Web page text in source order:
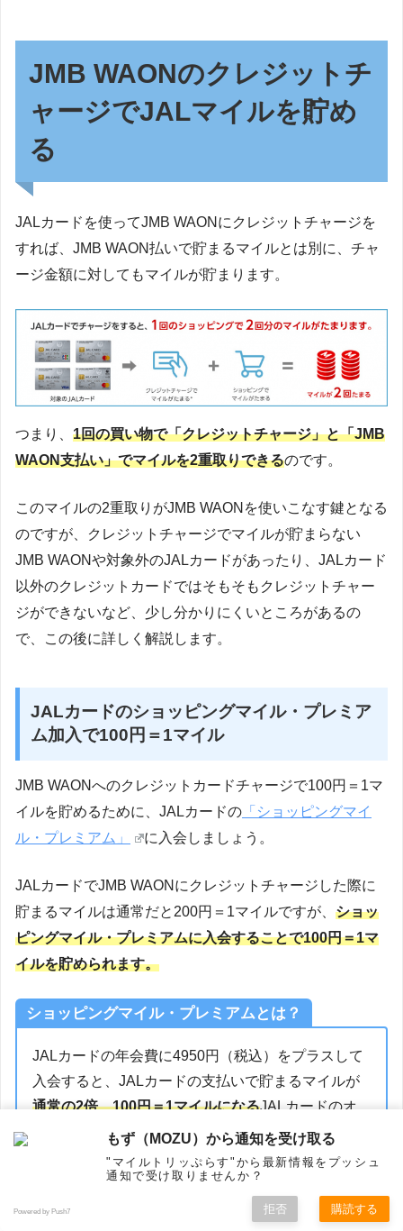
JMB WAONのクレジットチ
ャージでJALマイルを貯め
る
JALカードを使ってJMB WAONにクレジットチャージを
すれば、JMB WAON払いで貯まるマイルとは別に、チャ
ージ金額に対してもマイルが貯まります。
つまり、 1回の買い物で「クレジットチャージ」と「JMB
WAON支払い」でマイルを2重取りできるのです。
このマイルの2重取りがJMB WAONを使いこなす鍵となる
のですが、クレジットチャージでマイルが貯まらない
JMB WAONや対象外のJALカードがあったり、JALカード
以外のクレジットカードではそもそもクレジットチャー
ジができないなど、少し分かりにくいところがあるの
で、この後に詳しく解説します。
JALカードのショッピングマイル・プレミア
ム加入で100円＝1マイル
JMB WAONへのクレジットカードチャージで100円＝1マ
イルを貯めるために、JALカードの 「ショッピングマイ
ル・プレミアム」
に入会しましょう。
JALカードでJMB WAONにクレジットチャージした際に
貯まるマイルは通常だと200円＝1マイルですが、 ショッ
ピングマイル・プレミアムに入会することで100円＝1マ
イルを貯められます。
ショッピングマイル・プレミアムとは？
JALカードの年会費に4950円（税込）をプラスして
入会すると、JALカードの支払いで貯まるマイルが
通常の2倍、100円＝1マイルになるJALカードのオ
プションサービスです。
ホーム メニュー トップ
もず（MOZU）から通知を受け取る
"マイルトリッぷらす"から最新情報をプッシュ
通知で受け取りませんか？
Powered by Push7 拒否 購読する